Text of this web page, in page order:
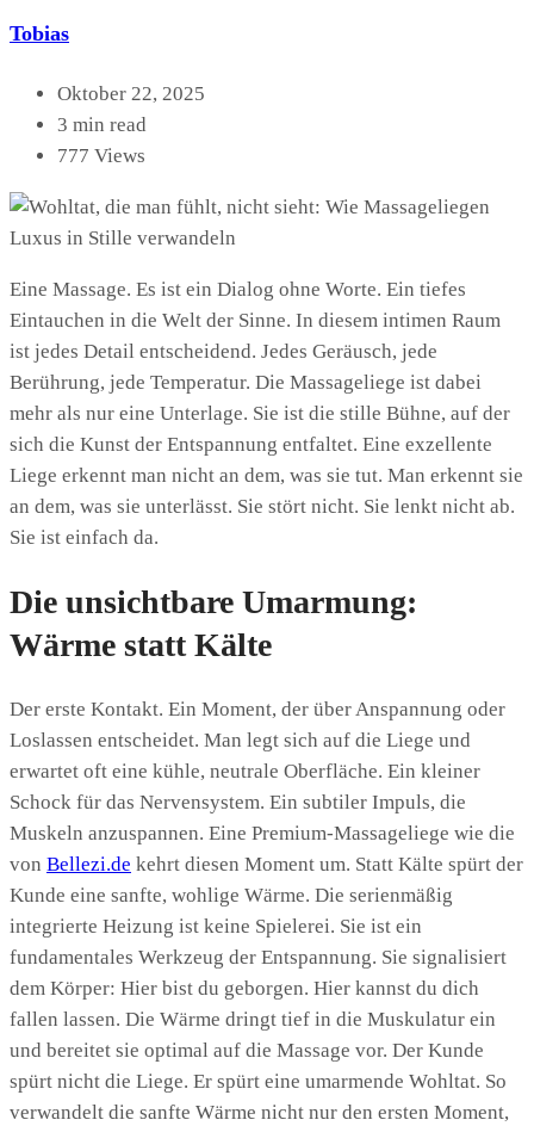
Tobias
Oktober 22, 2025
3 min read
777 Views
Eine Massage. Es ist ein Dialog ohne Worte. Ein tiefes
Eintauchen in die Welt der Sinne. In diesem intimen Raum
ist jedes Detail entscheidend. Jedes Geräusch, jede
Berührung, jede Temperatur. Die Massageliege ist dabei
mehr als nur eine Unterlage. Sie ist die stille Bühne, auf der
sich die Kunst der Entspannung entfaltet. Eine exzellente
Liege erkennt man nicht an dem, was sie tut. Man erkennt sie
an dem, was sie unterlässt. Sie stört nicht. Sie lenkt nicht ab.
Sie ist einfach da.
Die unsichtbare Umarmung:
Wärme statt Kälte
Der erste Kontakt. Ein Moment, der über Anspannung oder
Loslassen entscheidet. Man legt sich auf die Liege und
erwartet oft eine kühle, neutrale Oberfläche. Ein kleiner
Schock für das Nervensystem. Ein subtiler Impuls, die
Muskeln anzuspannen. Eine Premium-Massageliege wie die
von Bellezi.de kehrt diesen Moment um. Statt Kälte spürt der
Kunde eine sanfte, wohlige Wärme. Die serienmäßig
integrierte Heizung ist keine Spielerei. Sie ist ein
fundamentales Werkzeug der Entspannung. Sie signalisiert
dem Körper: Hier bist du geborgen. Hier kannst du dich
fallen lassen. Die Wärme dringt tief in die Muskulatur ein
und bereitet sie optimal auf die Massage vor. Der Kunde
spürt nicht die Liege. Er spürt eine umarmende Wohltat. So
verwandelt die sanfte Wärme nicht nur den ersten Moment,